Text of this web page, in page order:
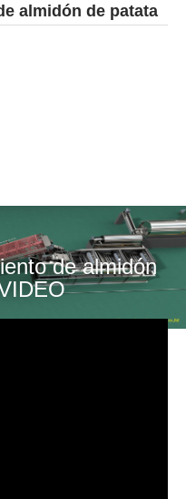
almidón de patata
de almidón